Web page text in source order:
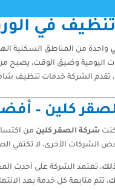
في
واحدة من المناطق السكنية
اليومية وضيق الوقت، يصبح
، تقدم الشركة خدمات تنظيف
كلين –
شركة الصقر كلين من
الشركات الأخرى، لا تكتفي
، تعتمد الشركة على أحدث
، تتم متابعة كل خدمة بعد